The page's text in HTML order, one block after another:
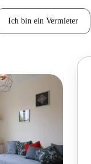
Ich bin ein Vermieter